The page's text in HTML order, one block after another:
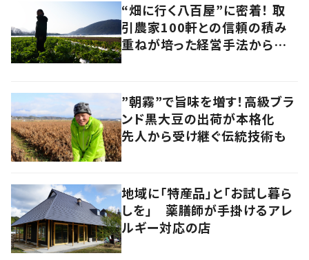
“畑に行く八百屋”に密着！ 取
引農家100軒との信頼の積み
重ねが培った経営手法から見
”朝霧”で旨味を増す！高級ブラ
ンド黒大豆の出荷が本格化
先人から受け継ぐ伝統技術も
地域に「特産品」と「お試し暮ら
しを」 薬膳師が手掛けるアレ
ルギー対応の店